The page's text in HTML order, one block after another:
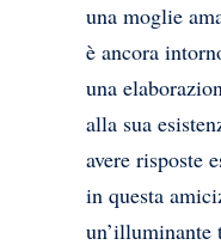
una moglie
è ancora
una
alla sua
avere risposte
in questa
un’illuminante